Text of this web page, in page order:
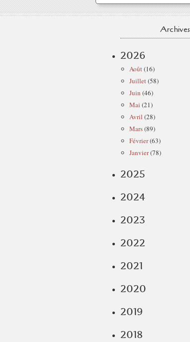
Archives
2026
Août(16)
Juillet(58)
Juin (46)
Mai (21)
Avril (28)
Mars(89)
Février(63)
Janvier(78)
2025
2024
2023
2022
2021
2020
2019
2018